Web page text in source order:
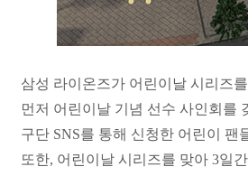
삼성 라이온즈가 어린이날 시리즈
먼저 어린이날 기념 선수 사인회를
구단 SNS를 통해 신청한 어린이 팬
또한, 어린이날 시리즈를 맞아 3일